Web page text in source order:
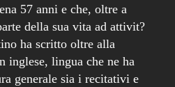
57 anni e che, oltre a
della sua vita ad attivit?
ha scritto oltre alla
inglese, lingua che ne ha
generale sia i recitativi e